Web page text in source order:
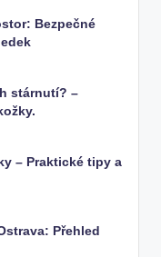
Bezpečné
stárnutí? –
– Praktické tipy a
Přehled